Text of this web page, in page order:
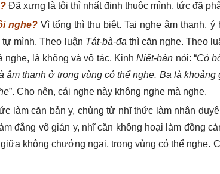
Đã xưng là tôi thì nhất định thuộc mình, tức đã
nghe? Vì tổng thì thu biệt. Tai nghe âm thanh,
mình. Theo luận Tát-bà-đa thì căn nghe. Theo
nghe, là không và vô tác. KinhNiết-bàn nói: “Có
âm thanh ở trong vùng có thể nghe. Ba là
”. Cho nên, cái nghe này không nghe mà nghe.
làm căn bản y, chủng tử nhĩ thức làm nhân
đẳng vô gián y, nhĩ căn không hoại làm đồng
không chướng ngại, trong vùng có thể nghe.